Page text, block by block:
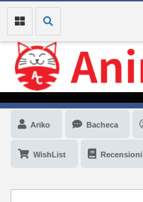
Ariko Bacheca
WishList Recensioni